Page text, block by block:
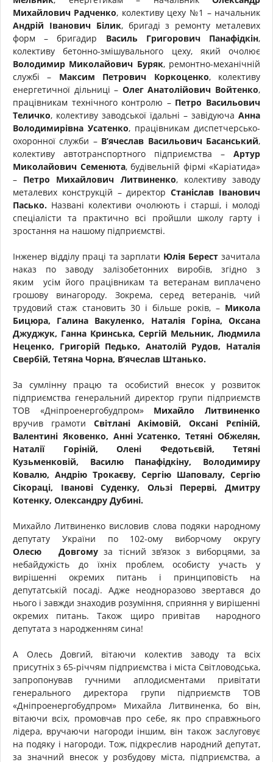
Михайлович Радченко, колективу цеху №1 – начальник
Андрій Іванович Білик, бригаді з ремонту металевих
форм – бригадир Василь Григорович Панафідкін,
колективу бетонно-змішувального цеху, який очолює
Володимир Миколайович Буряк, ремонтно-механічній
службі – Максим Петрович Коркоценко, колективу
енергетичної дільниці – Олег Анатолійович Войтенко,
працівникам технічного контролю – Петро Васильович
Теличко, колективу заводської їдальні – завідуюча Анна
Володимирівна Усатенко, працівникам диспетчерсько-
охоронної служби – В’ячеслав Васильович Басанський,
колективу автотранспортного підприємства – Артур
Миколайович Семенюта, будівельній фірмі «Каріатида»
– Петро Михайлович Литвиненко, колективу заводу
металевих конструкцій – директорСтаніслав Іванович
Пасько. Названі колективи очолюють і старші, і молоді
спеціалісти та практично всі пройшли школу гарту і
зростання на нашому підприємстві.
Інженер відділу праці та зарплати Юлія Берест зачитала
наказ по заводу залізобетонних виробів, згідно з
яким усім його працівникам та ветеранам виплачено
грошову винагороду. Зокрема, серед ветеранів, чий
трудовий стаж становить 30 і більше років, – Микола
Бицюра, Галина Вакуленко, Наталія Горіна, Оксана
Джуджук, Ганна Кринська, Сергій Мельник, Людмила
Неценко, Григорій Педько, Анатолій Рудов, Наталія
Свербій, Тетяна Чорна, В’ячеслав Штанько.
За сумлінну працю та особистий внесок у розвиток
підприємства генеральний директор групи підприємств
ТОВ «Дніпроенергобудпром» Михайло Литвиненко
вручив грамоти Світлані Акімовій, Оксані Рєпіній,
Валентині Яковенко, Анні Усатенко, Тетяні Обжелян,
Наталії Горіній, Олені Федотьєвій, Тетяні
Кузьменковій, Василю Панафідкіну, Володимиру
Ковалю, Андрію Трокаєву, Сергію Шаповалу, Сергію
Сікораці, Іванові Суденку, Ользі Перерві, Дмитру
Котенку, Олександру Дубині.
Михайло Литвиненко висловив слова подяки народному
депутату України по 102-ому виборчому округу
Олесю Довгому за тісний зв’язок з виборцями, за
небайдужість до їхніх проблем, особисту участь у
вирішенні окремих питань і принциповість на
депутатській посаді. Адже неодноразово звертався до
нього і завжди знаходив розуміння, сприяння у вирішенні
окремих питань. Також щиро привітав народного
депутата з народженням сина!
А Олесь Довгий, вітаючи колектив заводу та всіх
присутніх з 65-річчям підприємства і міста Світловодська,
запропонував гучними аплодисментами привітати
генерального директора групи підприємств ТОВ
«Дніпроенергобудпром» Михайла Литвиненка, бо він,
вітаючи всіх, промовчав про себе, як про справжнього
лідера, вручаючи нагороди іншим, він також заслуговує
на подяку і нагороди. Тож, підкреслив народний депутат,
за значний внесок у розбудову міста, підприємства, а